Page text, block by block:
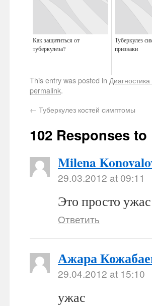
Как защититься от
туберкулеза?
Туберкулез
признаки
This entry was posted in
permalink.
← Туберкулез костей симптомы
102 Responses to
Milena
29.03.2012 at 09:11
Это просто
Ответить
Ажара
29.04.2012 at 15:10
ужас